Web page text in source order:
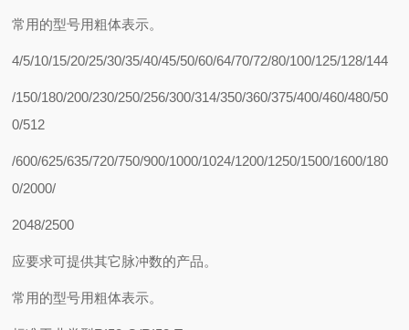
常用的型号用粗体表示。
4/5/10/15/20/25/30/35/40/45/50/60/64/70/72/80/100/125/128/144
/150/180/200/230/250/256/300/314/350/360/375/400/460/480/50
0/512
/600/625/635/720/750/900/1000/1024/1200/1250/1500/1600/180
0/2000/
2048/2500
应要求可提供其它脉冲数的产品。
常用的型号用粗体表示。